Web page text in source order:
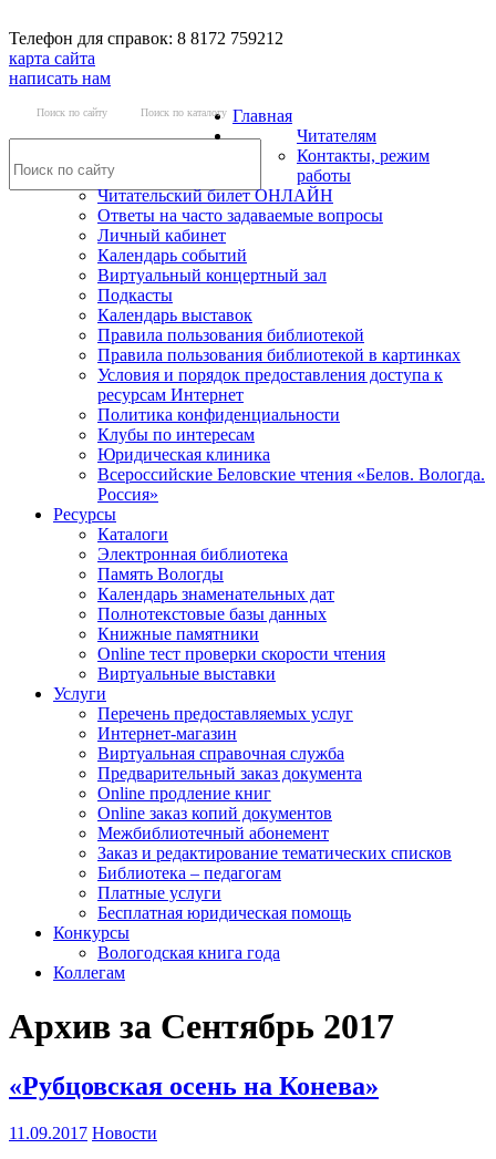
Телефон для справок: 8 8172 759212
карта сайта
написать нам
Поиск по сайту Поиск по каталогу Главная
Читателям
Контакты, режим
работы
Читательский билет ОНЛАЙН
Ответы на часто задаваемые вопросы
Личный кабинет
Календарь событий
Виртуальный концертный зал
Подкасты
Календарь выставок
Правила пользования библиотекой
Правила пользования библиотекой в картинках
Условия и порядок предоставления доступа к
ресурсам Интернет
Политика конфиденциальности
Клубы по интересам
Юридическая клиника
Всероссийские Беловские чтения «Белов. Вологда.
Россия»
Ресурсы
Каталоги
Электронная библиотека
Память Вологды
Календарь знаменательных дат
Полнотекстовые базы данных
Книжные памятники
Online тест проверки скорости чтения
Виртуальные выставки
Услуги
Перечень предоставляемых услуг
Интернет-магазин
Виртуальная справочная служба
Предварительный заказ документа
Online продление книг
Online заказ копий документов
Межбиблиотечный абонемент
Заказ и редактирование тематических списков
Библиотека – педагогам
Платные услуги
Бесплатная юридическая помощь
Конкурсы
Вологодская книга года
Коллегам
Архив за Сентябрь 2017
«Рубцовская осень на Конева»
11.09.2017 Новости